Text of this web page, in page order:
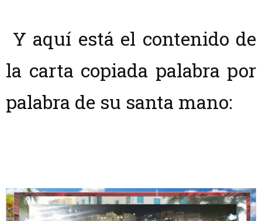
Y aquí está el contenido de
la carta copiada palabra por
palabra de su santa mano: